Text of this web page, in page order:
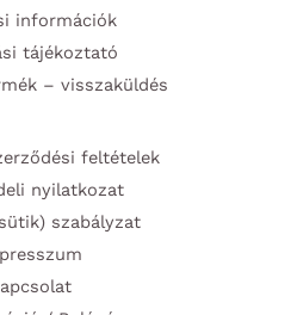
információk
tájékoztató
– visszaküldés
feltételek
nyilatkozat
szabályzat